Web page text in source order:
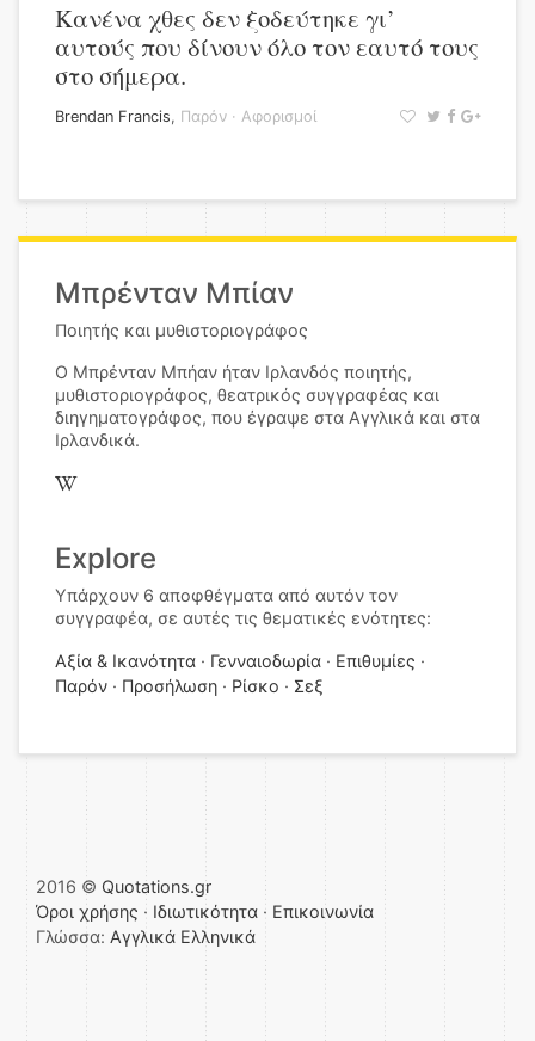
Κανένα χθες δεν ξοδεύτηκε γι’
αυτούς που δίνουν όλο τον εαυτό τους
στο σήμερα.
Brendan Francis, Παρόν · Αφορισμοί
Μπρένταν Μπίαν
Ποιητής και μυθιστοριογράφος
Ο Μπρένταν Μπήαν ήταν Ιρλανδός ποιητής,
μυθιστοριογράφος, θεατρικός συγγραφέας και
διηγηματογράφος, που έγραψε στα Αγγλικά και στα
Ιρλανδικά.
Explore
Υπάρχουν 6 αποφθέγματα από αυτόν τον
συγγραφέα, σε αυτές τις θεματικές ενότητες:
Αξία & Ικανότητα Γενναιοδωρία
Επιθυμίες
Παρόν
Προσήλωση Ρίσκο Σεξ
2016 © Quotations.gr
Όροι χρήσης · Ιδιωτικότητα · Επικοινωνία
Γλώσσα: Αγγλικά Ελληνικά